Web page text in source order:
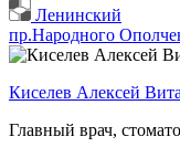
Ленинский
пр.Народного
Киселев Алексей
Главный врач,